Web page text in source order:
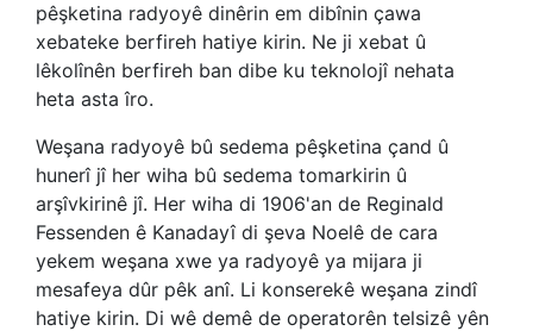
pêşketina radyoyê dinêrin em dibînin çawa
xebateke berfireh hatiye kirin. Ne ji xebat û
lêkolînên berfireh ban dibe ku teknolojî nehata
heta asta îro.
Weşana radyoyê bû sedema pêşketina çand û
hunerî jî her wiha bû sedema tomarkirin û
arşîvkirinê jî. Her wiha di 1906'an de Reginald
Fessenden ê Kanadayî di şeva Noelê de cara
yekem weşana xwe ya radyoyê ya mijara ji
mesafeya dûr pêk anî. Li konserekê weşana zindî
hatiye kirin. Di wê demê de operatorên telsizê yên